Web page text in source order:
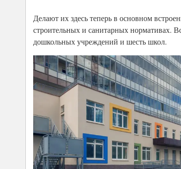
Делают их здесь теперь в основном
строительных и санитарных нормативах.
дошкольных учреждений и шесть школ.